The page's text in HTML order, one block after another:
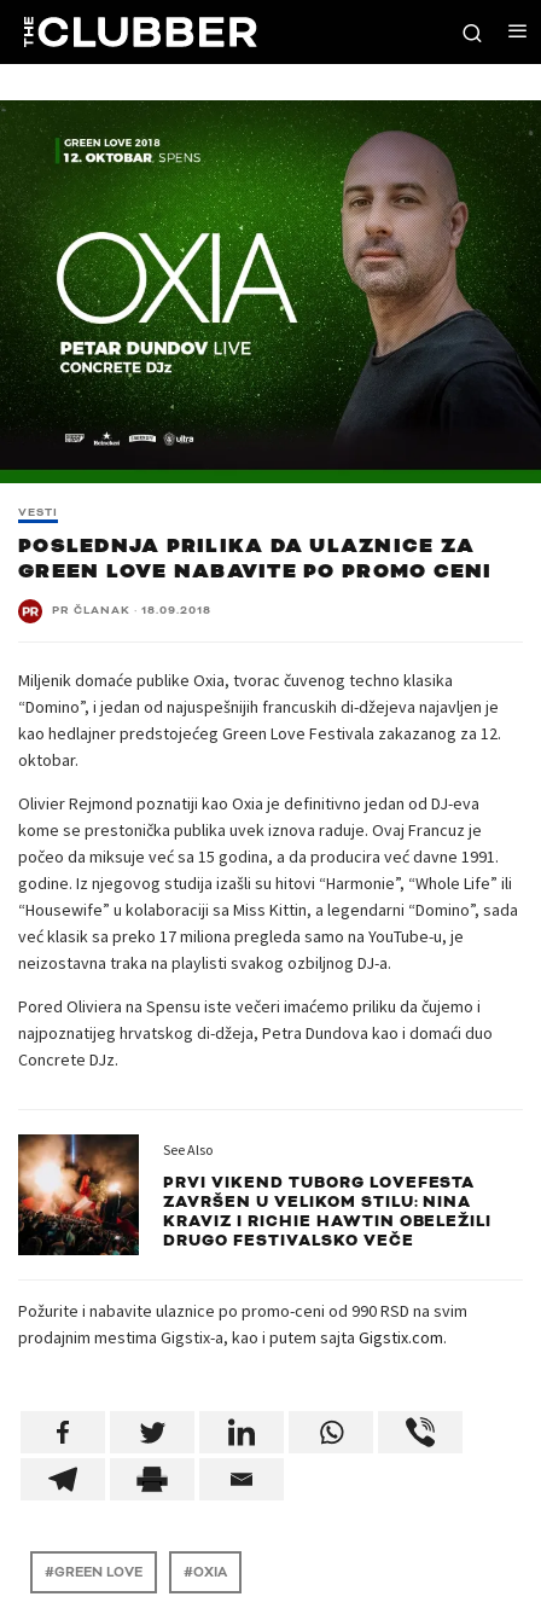
VESTI
POSLEDNJA PRILIKA DA ULAZNICE ZA
GREEN LOVE NABAVITE PO PROMO CENI
PR ČLANAK · 18.09.2018
Miljenik domaće publike Oxia, tvorac čuvenog techno klasika
“Domino”, i jedan od najuspešnijih francuskih di-džejeva najavljen je
kao hedlajner predstojećeg Green Love Festivala zakazanog za 12.
oktobar.
Olivier Rejmond poznatiji kao Oxia je definitivno jedan od DJ-eva
kome se prestonička publika uvek iznova raduje. Ovaj Francuz je
počeo da miksuje već sa 15 godina, a da producira već davne 1991.
godine. Iz njegovog studija izašli su hitovi “Harmonie”, “Whole Life” ili
“Housewife” u kolaboraciji sa Miss Kittin, a legendarni “Domino”, sada
već klasik sa preko 17 miliona pregleda samo na YouTube-u, je
neizostavna traka na playlisti svakog ozbiljnog DJ-a.
Pored Oliviera na Spensu iste večeri imaćemo priliku da čujemo i
najpoznatijeg hrvatskog di-džeja, Petra Dundova kao i domaći duo
Concrete DJz.
See Also
PRVI VIKEND TUBORG LOVEFESTA
ZAVRŠEN U VELIKOM STILU: NINA
KRAVIZ I RICHIE HAWTIN OBELEŽILI
DRUGO FESTIVALSKO VEČE
Požurite i nabavite ulaznice po promo-ceni od 990 RSD na svim
prodajnim mestima Gigstix-a, kao i putem sajta Gigstix.com.
GREEN LOVE OXIA